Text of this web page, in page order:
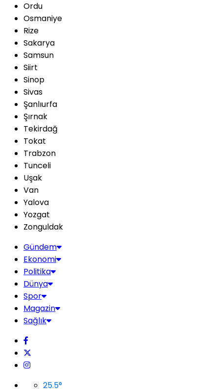
Ordu
Osmaniye
Rize
Sakarya
Samsun
Siirt
Sinop
Sivas
Şanlıurfa
Şırnak
Tekirdağ
Tokat
Trabzon
Tunceli
Uşak
Van
Yalova
Yozgat
Zonguldak
Gündem
Ekonomi
Politika
Dünya
Spor
Magazin
Sağlık
25.5°